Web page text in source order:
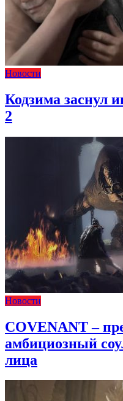
Новости
Кодзима заснул
2
Новости
COVENANT –
амбициозный
лица